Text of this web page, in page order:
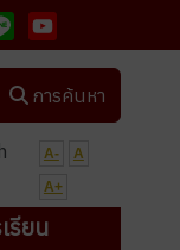
ยาลัยกำลังเปิดรับสมั
Line YouTube
การค้นหา
A-
A
A+
รียน